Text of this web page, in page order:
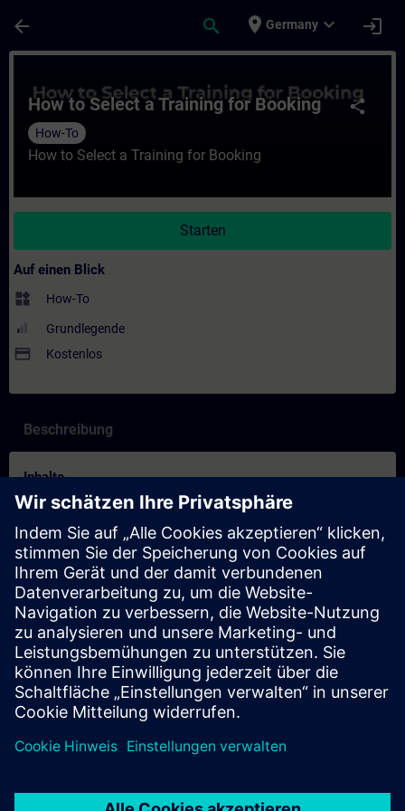
arrow_back search place Germany expand_more login
share
How to Select a Training for Booking
How-To
How to Select a Training for Booking
Starten
Auf einen Blick
widgets How-To
Grundlegende
payment Kostenlos
Beschreibung
Inhalte
How to Select a Training for Booking